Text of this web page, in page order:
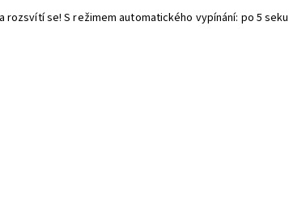
se! S režimem automatického vypínání: po 5